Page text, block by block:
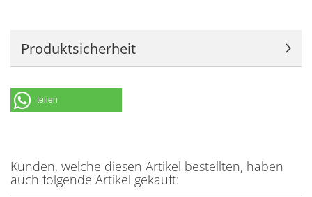
Produktsicherheit
teilen
Kunden, welche diesen Artikel bestellten, haben
auch folgende Artikel gekauft: